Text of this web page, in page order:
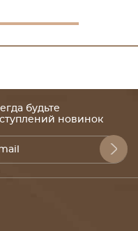
будьте
новинок